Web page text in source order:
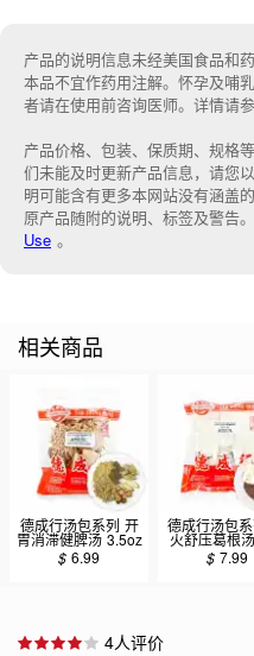
产品的说明信息未经美国食品和
本品不宜作药用注解。怀孕及哺
者请在使用前咨询医师。详情请
产品价格、包装、保质期、规格
们未能及时更新产品信息， 请您
明可能含有更多本网站没有涵盖
原产品随附的说明、 标签及警告。
Use 。
相关商品
德成行汤包系列 开
胃消滞健脾汤 3.5oz
$6.99
德成行汤包
火舒压葛根
$ 7.99
4人评价